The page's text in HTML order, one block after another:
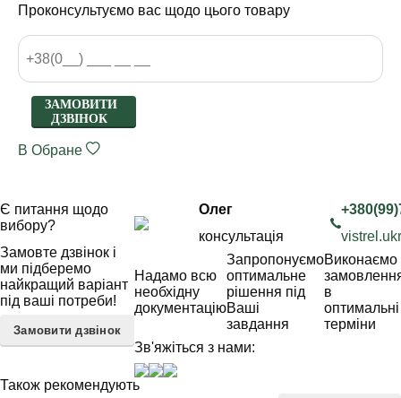
Проконсультуємо вас щодо цього товару
ЗАМОВИТИ
ДЗВІНОК
В Обране
Є питання щодо
вибору?
Замовте дзвінок і
ми підберемо
найкращий варіант
під ваші потреби!
Замовити дзвінок
Олег
консультація
Надамо всю
необхідну
документацію
Запропонуємо
оптимальне
рішення під
Ваші
завдання
Виконаємо
в
оптимальні
терміни
Зв'яжіться з нами:
Також рекомендують